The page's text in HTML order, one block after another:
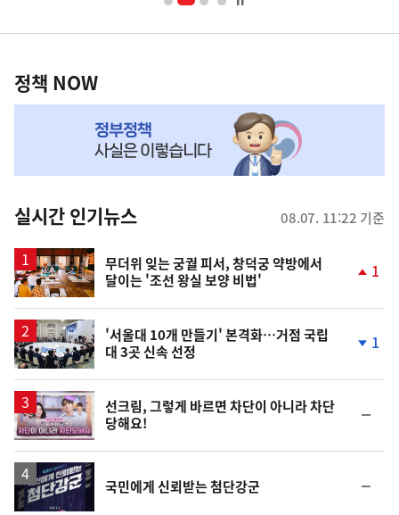
영
책
NOW,
뉴
스
정책 NOW
실시간 인기뉴스 08.07. 11:22 기준
무더위 잊는 궁궐 피서, 창덕궁 약방에서
달이는 '조선 왕실 보양 비법'
상
1
'서울대 10개 만들기' 본격화…거점 국립
대 3곳 신속 선정
하
1
영
상
선크림, 그렇게 바르면 차단이 아니라 차단
당해요!
일
국민에게 신뢰받는 첨단강군